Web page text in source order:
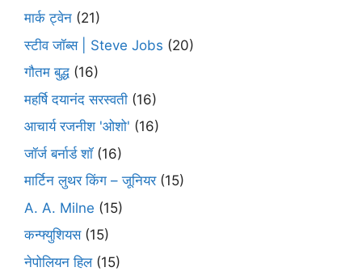
मार्क ट्वेन (21)
स्टीव जॉब्स | Steve Jobs (20)
गौतम बुद्ध (16)
महर्षि दयानंद सरस्वती (16)
आचार्य रजनीश 'ओशो' (16)
जॉर्ज बर्नार्ड शॉ(16)
मार्टिन लुथर किंग – जूनियर(15)
A. A. Milne (15)
कन्फ्युशियस(15)
नेपोलियन हिल(15)